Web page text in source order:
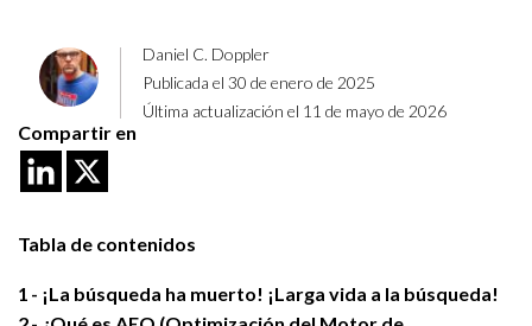
Daniel C. Doppler
Publicada el 30 de enero de 2025
Última actualización el 11 de mayo de 2026
Compartir en
Tabla de contenidos
1
¡La búsqueda ha muerto! ¡Larga vida a la búsqueda!